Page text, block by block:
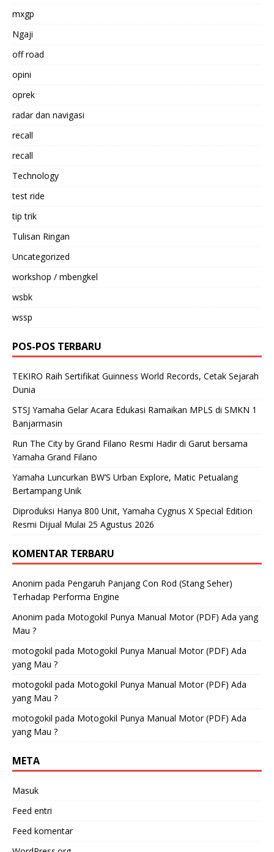
mxgp
Ngaji
off road
opini
oprek
radar dan navigasi
recall
recall
Technology
test ride
tip trik
Tulisan Ringan
Uncategorized
workshop / mbengkel
wsbk
wssp
POS-POS TERBARU
TEKIRO Raih Sertifikat Guinness World Records, Cetak Sejarah
Dunia
STSJ Yamaha Gelar Acara Edukasi Ramaikan MPLS di SMKN 1
Banjarmasin
Run The City by Grand Filano Resmi Hadir di Garut bersama
Yamaha Grand Filano
Yamaha Luncurkan BW’S Urban Explore, Matic Petualang
Bertampang Unik
Diproduksi Hanya 800 Unit, Yamaha Cygnus X Special Edition
Resmi Dijual Mulai 25 Agustus 2026
KOMENTAR TERBARU
Anonim pada Pengaruh Panjang Con Rod (Stang Seher)
Terhadap Performa Engine
Anonim pada Motogokil Punya Manual Motor (PDF) Ada yang
Mau ?
motogokil pada Motogokil Punya Manual Motor (PDF) Ada
yang Mau ?
motogokil pada Motogokil Punya Manual Motor (PDF) Ada
yang Mau ?
motogokil pada Motogokil Punya Manual Motor (PDF) Ada
yang Mau ?
META
Masuk
Feed entri
Feed komentar